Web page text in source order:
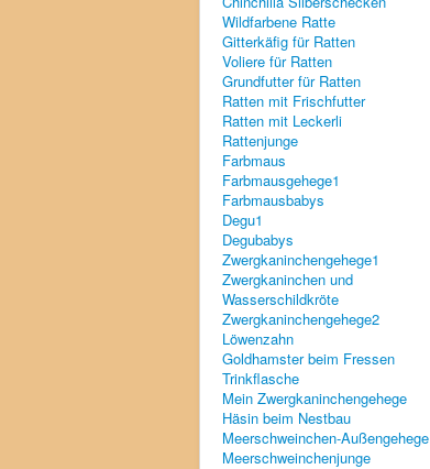
Wildfarbene Ratte
Gitterkäfig für Ratten
Voliere für Ratten
Grundfutter für Ratten
Ratten mit Frischfutter
Ratten mit Leckerli
Rattenjunge
Farbmaus
Farbmausgehege1
Farbmausbabys
Degu1
Degubabys
Zwergkaninchengehege1
Zwergkaninchen und
Wasserschildkröte
Zwergkaninchengehege2
Löwenzahn
Goldhamster beim Fressen
Trinkflasche
Mein Zwergkaninchengehege
Häsin beim Nestbau
Meerschweinchen-Außengehege
Meerschweinchenjunge